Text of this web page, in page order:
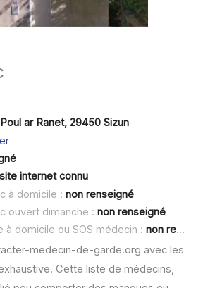
ar Ranet, 29450 Sizun
internet connu
à domicile : non renseigné
ouvert dimanche : non renseigné
à domicile ou SOS médecin : non renseigné
medecin-de-garde.org avec les
Cette liste de médecins,